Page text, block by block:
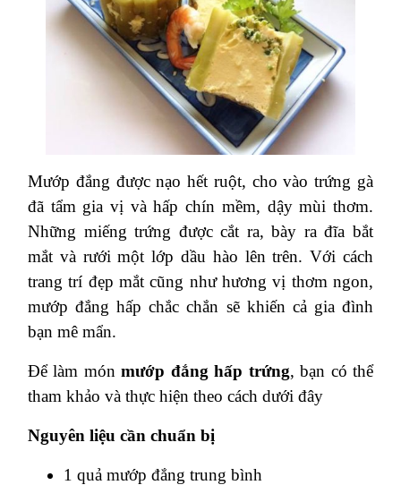
Mướp đắng được nạo hết ruột, cho vào trứng gà
đã tẩm gia vị và hấp chín mềm, dậy mùi thơm.
Những miếng trứng được cắt ra, bày ra đĩa bắt
mắt và rưới một lớp dầu hào lên trên. Với cách
trang trí đẹp mắt cũng như hương vị thơm ngon,
mướp đắng hấp chắc chắn sẽ khiến cả gia đình
bạn mê mẩn.
Để làm mónmướp đắng hấp trứng, bạn có thể
tham khảo và thực hiện theo cách dưới đây
Nguyên liệu cần chuẩn bị
1 quả mướp đắng trung bình